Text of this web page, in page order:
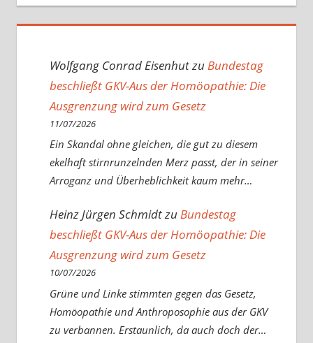
Wolfgang Conrad EisenhutzuBundestag
beschließt GKV-Aus der Homöopathie: Die
Ausgrenzung wird zum Gesetz
11/07/2026
Ein Skandal ohne gleichen, die gut zu diesem
ekelhaft stirnrunzelnden Merz passt, der in seiner
Arroganz und Überheblichkeit kaum mehr…
Heinz Jürgen SchmidtzuBundestag
beschließt GKV-Aus der Homöopathie: Die
Ausgrenzung wird zum Gesetz
10/07/2026
Grüne und Linke stimmten gegen das Gesetz,
Homöopathie und Anthroposophie aus der GKV
zu verbannen. Erstaunlich, da auch doch der…